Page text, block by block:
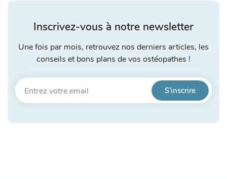
Inscrivez-vous à notre newsletter
Une fois par mois, retrouvez nos derniers articles, les
conseils et bons plans de vos ostéopathes !